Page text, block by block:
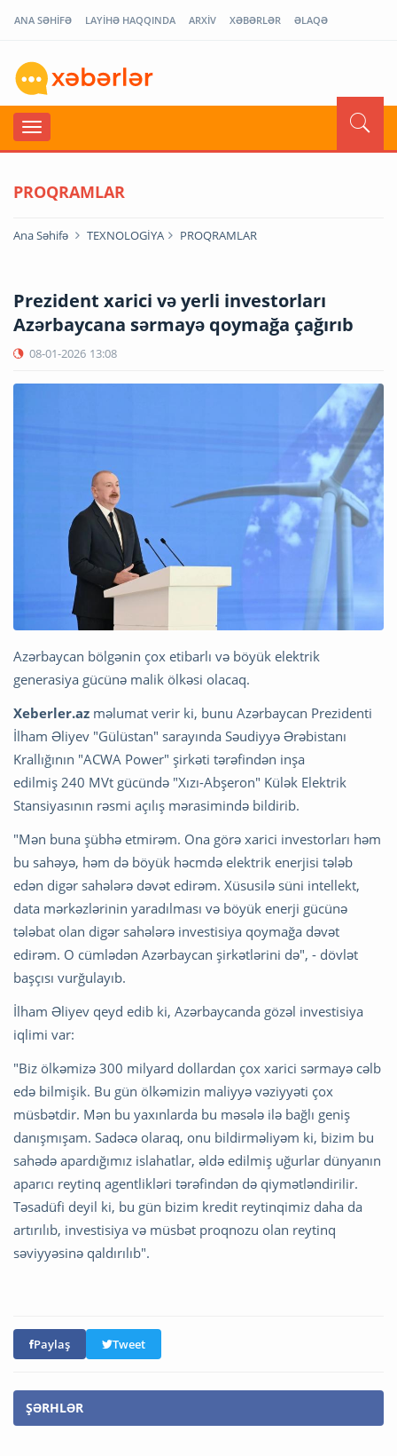
ANA SƏHİFƏ LAYİHƏ HAQQINDA ARXİV XƏBƏRLƏR ƏLAQƏ
PROQRAMLAR
Ana Səhifə TEXNOLOGİYA PROQRAMLAR
Prezident xarici və yerli investorları
Azərbaycana sərmayə qoymağa çağırıb
08-01-2026 13:08
Azərbaycan bölgənin çox etibarlı və böyük elektrik
generasiya gücünə malik ölkəsi olacaq.
Xeberler.az məlumat verir ki, bunu Azərbaycan Prezidenti
İlham Əliyev "Gülüstan" sarayında Səudiyyə Ərəbistanı
Krallığının "ACWA Power" şirkəti tərəfindən inşa
edilmiş 240 MVt gücündə "Xızı-Abşeron" Külək Elektrik
Stansiyasının rəsmi açılış mərasimində bildirib.
"Mən buna şübhə etmirəm. Ona görə xarici investorları həm
bu sahəyə, həm də böyük həcmdə elektrik enerjisi tələb
edən digər sahələrə dəvət edirəm. Xüsusilə süni intellekt,
data mərkəzlərinin yaradılması və böyük enerji gücünə
tələbat olan digər sahələrə investisiya qoymağa dəvət
edirəm. O cümlədən Azərbaycan şirkətlərini də", - dövlət
başçısı vurğulayıb.
İlham Əliyev qeyd edib ki, Azərbaycanda gözəl investisiya
iqlimi var:
"Biz ölkəmizə 300 milyard dollardan çox xarici sərmayə cəlb
edə bilmişik. Bu gün ölkəmizin maliyyə vəziyyəti çox
müsbətdir. Mən bu yaxınlarda bu məsələ ilə bağlı geniş
danışmışam. Sadəcə olaraq, onu bildirməliyəm ki, bizim bu
sahədə apardığımız islahatlar, əldə edilmiş uğurlar dünyanın
aparıcı reytinq agentlikləri tərəfindən də qiymətləndirilir.
Təsadüfi deyil ki, bu gün bizim kredit reytinqimiz daha da
artırılıb, investisiya və müsbət proqnozu olan reytinq
səviyyəsinə qaldırılıb".
Paylaş Tweet
ŞƏRHLƏR